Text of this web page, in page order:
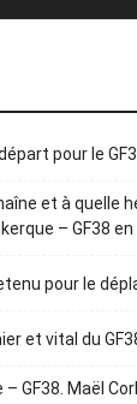
pour le
et à quelle
– GF38
pour le
et vital du
GF38. Maël